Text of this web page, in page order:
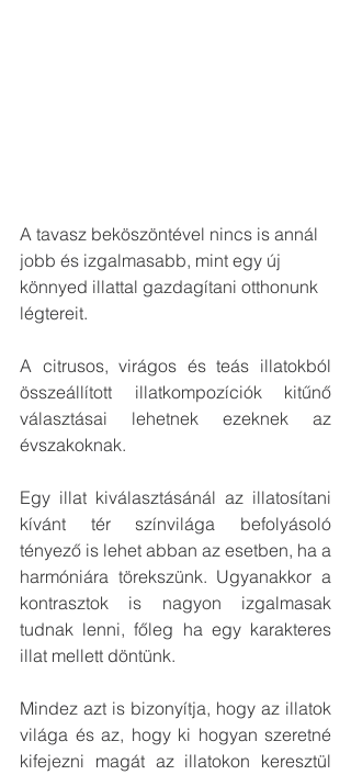
A tavasz beköszöntével nincs is annál
jobb és izgalmasabb, mint egy új
könnyed illattal gazdagítani otthonunk
légtereit.
A citrusos, virágos és teás illatokból
összeállított illatkompozíciók kitűnő
választásai lehetnek ezeknek az
évszakoknak.
Egy illat kiválasztásánál az illatosítani
kívánt tér színvilága befolyásoló
tényező is lehet abban az esetben, ha a
harmóniára törekszünk. Ugyanakkor a
kontrasztok is nagyon izgalmasak
tudnak lenni, főleg ha egy karakteres
illat mellett döntünk.
Mindez azt is bizonyítja, hogy az illatok
világa és az, hogy ki hogyan szeretné
kifejezni magát az illatokon keresztül